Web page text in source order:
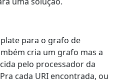
para o grafo de
cria um grafo mas a
pelo processador da
cada URI encontrada, ou